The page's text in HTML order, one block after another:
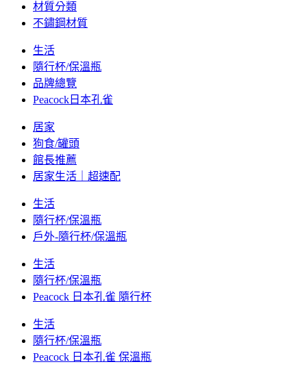
材質分類
不鏽鋼材質
生活
隨行杯/保溫瓶
品牌總覽
Peacock日本孔雀
居家
狗食/罐頭
館長推薦
居家生活｜超速配
生活
隨行杯/保溫瓶
戶外-隨行杯/保溫瓶
生活
隨行杯/保溫瓶
Peacock 日本孔雀 隨行杯
生活
隨行杯/保溫瓶
Peacock 日本孔雀 保溫瓶